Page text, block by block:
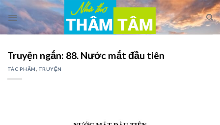
Skip
content
Truyện ngắn: 88. Nước mắt đầu tiên
TÁC PHẨM TRUYỆN